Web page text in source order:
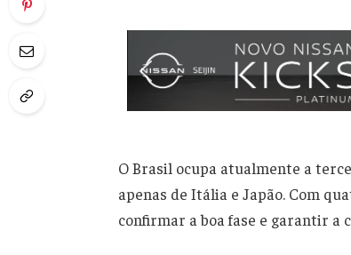
O Brasil ocupa atualmente a
apenas de Itália e Japão. Com
confirmar a boa fase e garantir a